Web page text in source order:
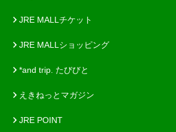
JRE MALLチケット
JRE MALLショッピング
*and trip. たびびと
えきねっとマガジン
JRE POINT